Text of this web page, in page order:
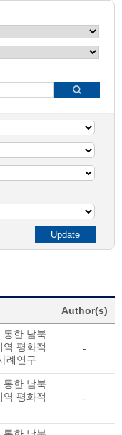
Author(s)
통한 남북
평화적
례연구
-
통한 남북
평화적
-